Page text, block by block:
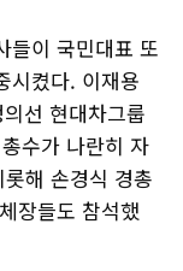
들이 국민대표 또
시켰다. 이재용
선 현대차그룹
수가 나란히 자
해 손경식 경총
장들도 참석했